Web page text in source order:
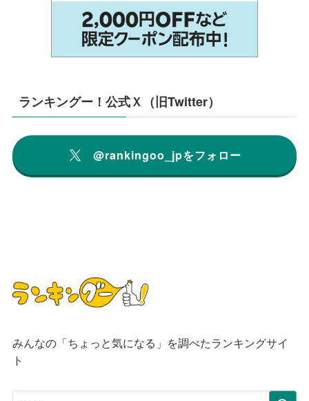
ランキングー！公式Ｘ（旧Twitter）
@rankingoo_jpをフォロー
みんなの「ちょっと気になる」を調べたランキングサイ
ト